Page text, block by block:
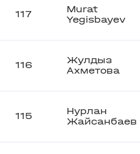
117
Murat
Yegisbayev
116
Жулдыз
Ахметова
115
Нурлан
Жайсанбаев